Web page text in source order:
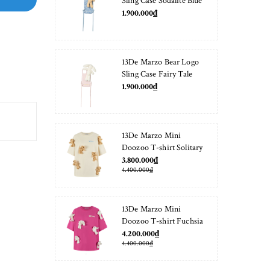
1.900.000₫
13De Marzo Bear Logo
Sling Case Fairy Tale
1.900.000₫
13De Marzo Mini
Doozoo T-shirt Solitary
Star
3.800.000₫
4.400.000₫
13De Marzo Mini
Doozoo T-shirt Fuchsia
Fedora
4.200.000₫
4.400.000₫